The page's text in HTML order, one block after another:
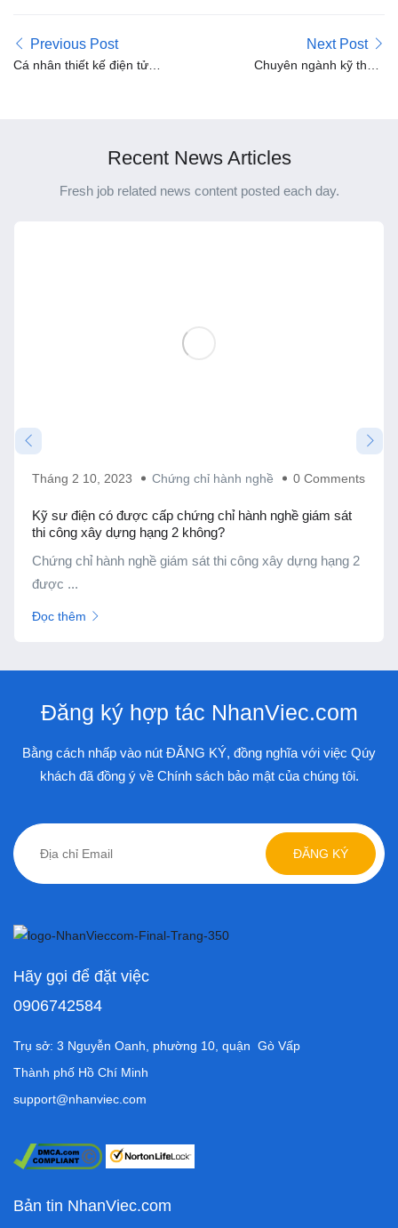
Previous Post
Cá nhân thiết kế điện tử
Next Post
Chuyên ngành kỹ thuật
Recent News Articles
Fresh job related news content posted each day.
thi công xây dựng hạng 2 không?
Chứng chỉ hành nghề giám sát thi công xây dựng hạng 2
Đăng ký hợp tác NhanViec.com
Bằng cách nhấp vào nút ĐĂNG KÝ, đồng nghĩa với việc Qúy
khách đã đồng ý về Chính sách bảo mật của chúng tôi.
ĐĂNG KÝ
Hãy gọi để đặt việc
0906742584
Trụ sở: 3 Nguyễn Oanh, phường 10, quận Gò Vấp
Thành phố Hồ Chí Minh
support@nhanviec.com
Bản tin NhanViec.com